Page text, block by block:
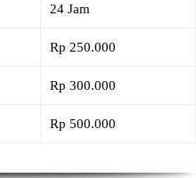
24 Jam
Rp 250.000
Rp 300.000
Rp 500.000